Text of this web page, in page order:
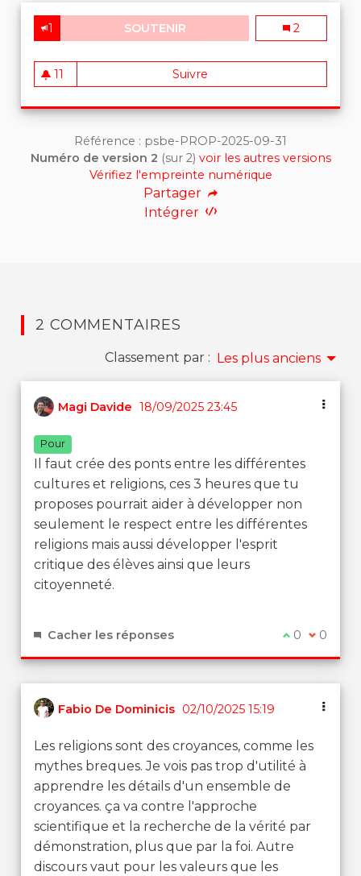
1 SOUTENIR DANS L'ENSEIGNEMENT :
Dans
2
11
11 abonnés
Suivre
Référence : psbe-PROP-2025-09-31
Numéro de version 2 (sur 2) voir les autres versions
Vérifiez l'empreinte numérique
Partager
Intégrer
2 COMMENTAIRES
Classement par : Les plus anciens
Magi Davide 18/09/2025 23:45
Pour
Il faut crée des ponts entre les différentes
cultures et religions, ces 3 heures que tu
proposes pourrait aider à développer non
seulement le respect entre les différentes
religions mais aussi développer l'esprit
critique des élèves ainsi que leurs
citoyenneté.
Cacher les réponses Je suis
0 Je ne
0
Fabio De Dominicis 02/10/2025 15:19
Les religions sont des croyances, comme les
mythes breques. Je vois pas trop d'utilité à
apprendre les détails d'un ensemble de
croyances. ça va contre l'approche
scientifique et la recherche de la vérité par
démonstration, plus que par la foi. Autre
discours vaut pour les valeurs que les